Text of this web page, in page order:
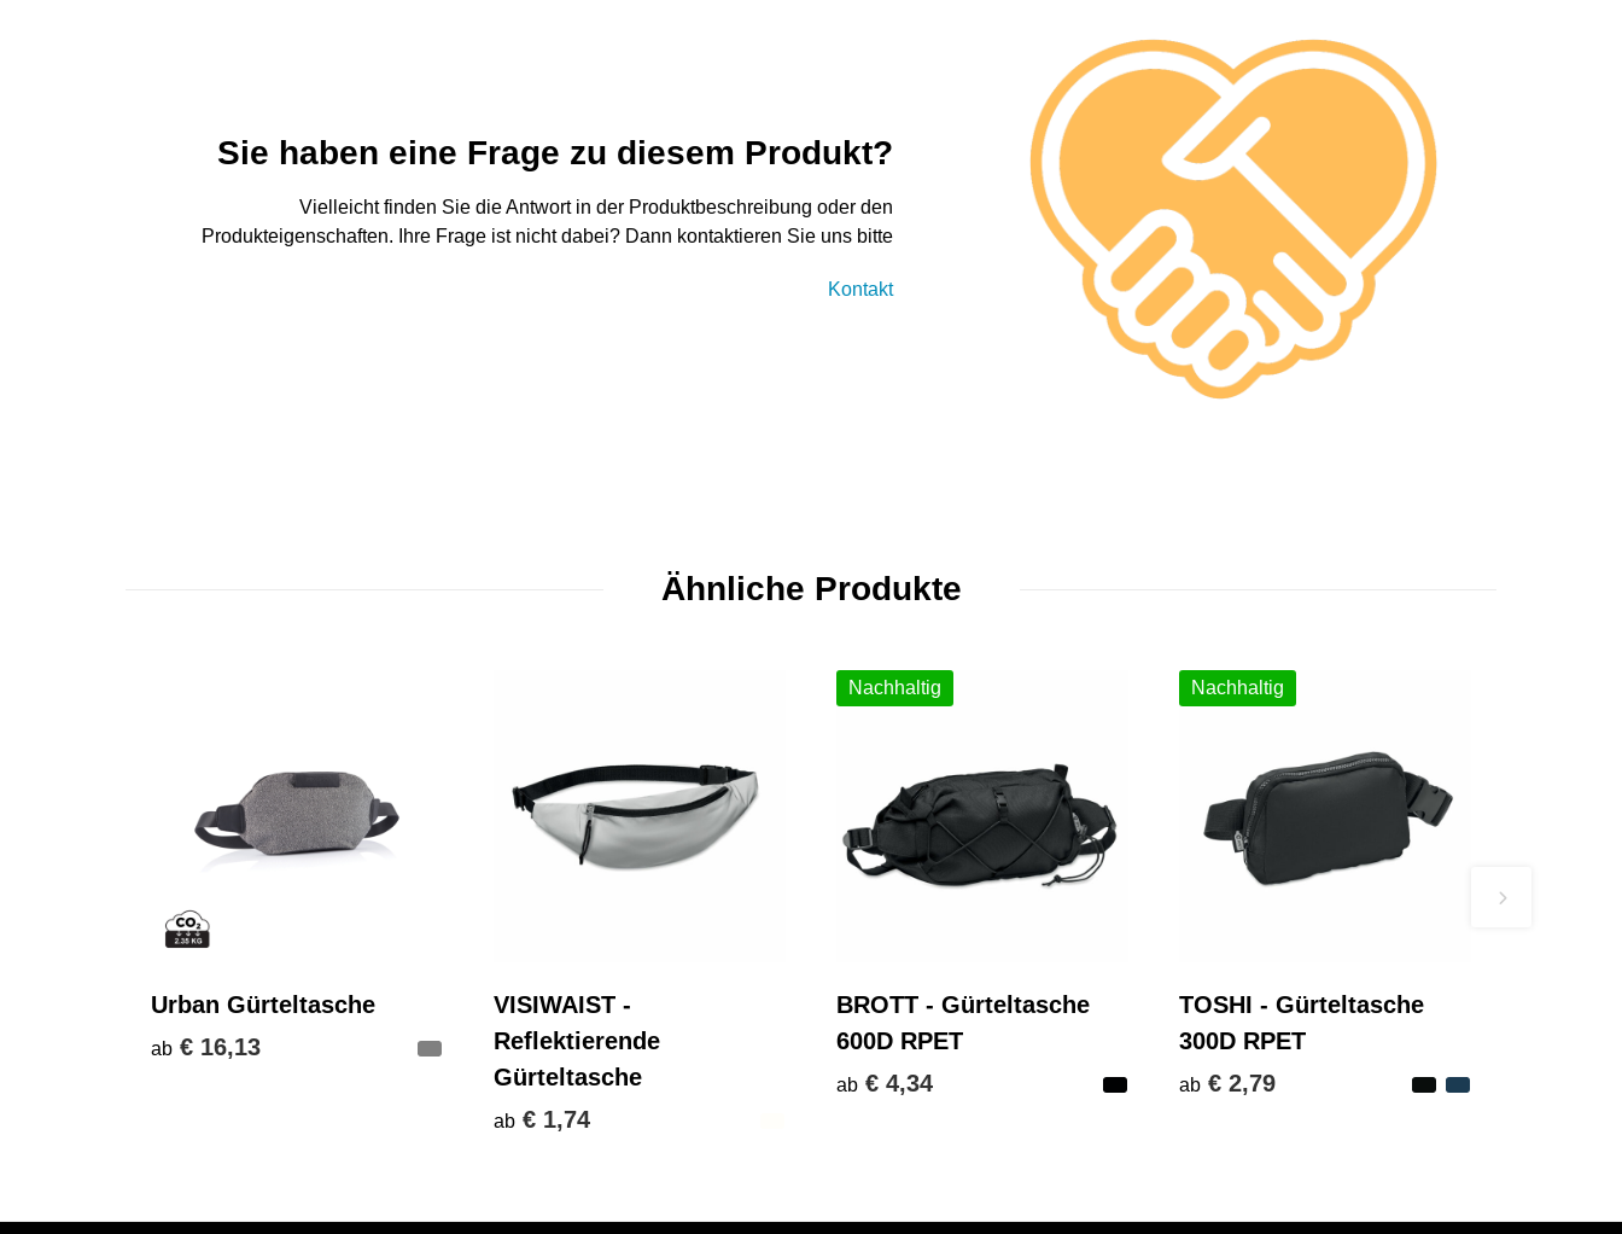
Sie haben eine Frage zu diesem Produkt?
Vielleicht finden Sie die Antwort in der Produktbeschreibung oder den
Produkteigenschaften. Ihre Frage ist nicht dabei? Dann kontaktieren Sie uns bitte
Kontakt
Ähnliche Produkte
Urban Gürteltasche
ab € 16,13
VISIWAIST -
Reflektierende
Gürteltasche
ab € 1,74
Nachhaltig
BROTT - Gürteltasche
600D RPET
ab € 4,34
Nachhaltig
TOSHI - Gürteltasche
300D RPET
ab € 2,79